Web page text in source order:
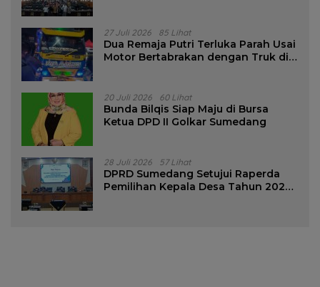
27 Juli 2026 85 Lihat
Dua Remaja Putri Terluka Parah Usai
Motor Bertabrakan dengan Truk di
20 Juli 2026 60 Lihat
Bunda Bilqis Siap Maju di Bursa
Ketua DPD II Golkar Sumedang
28 Juli 2026 57 Lihat
DPRD Sumedang Setujui Raperda
Pemilihan Kepala Desa Tahun 2026